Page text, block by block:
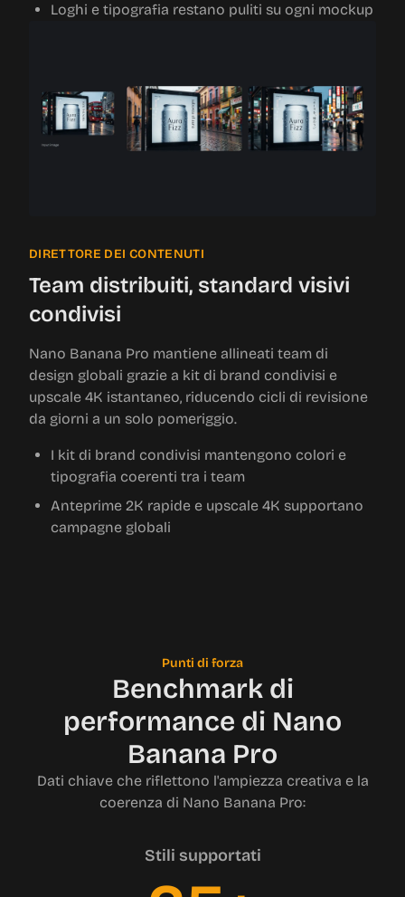
Loghi e tipografia restano puliti su ogni mockup
DIRETTORE DEI CONTENUTI
Team distribuiti, standard visivi
condivisi
Nano Banana Pro mantiene allineati team di
design globali grazie a kit di brand condivisi e
upscale 4K istantaneo, riducendo cicli di revisione
da giorni a un solo pomeriggio.
I kit di brand condivisi mantengono colori e
tipografia coerenti tra i team
Anteprime 2K rapide e upscale 4K supportano
campagne globali
Punti di forza
Benchmark di
performance di Nano
Banana Pro
Dati chiave che riflettono l'ampiezza creativa e la
coerenza di Nano Banana Pro:
Stili supportati